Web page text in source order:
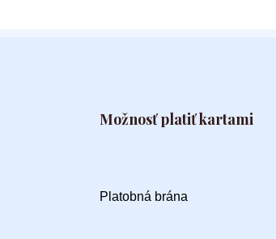
Možnosť platiť kartami
Platobná brána